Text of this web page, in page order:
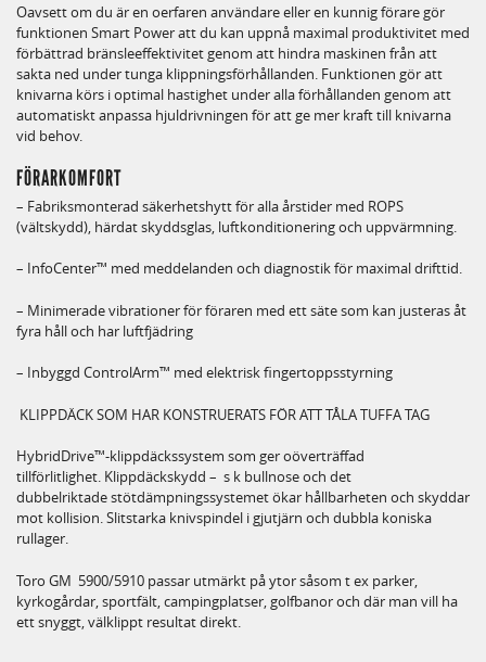
Oavsett om du är en oerfaren användare eller en kunnig förare gör
funktionen Smart Power att du kan uppnå maximal produktivitet med
förbättrad bränsleeffektivitet genom att hindra maskinen från att
sakta ned under tunga klippningsförhållanden. Funktionen gör att
knivarna körs i optimal hastighet under alla förhållanden genom att
automatiskt anpassa hjuldrivningen för att ge mer kraft till knivarna
vid behov.
FÖRARKOMFORT
– Fabriksmonterad säkerhetshytt för alla årstider med ROPS
(vältskydd), härdat skyddsglas, luftkonditionering och uppvärmning.
– InfoCenter™ med meddelanden och diagnostik för maximal drifttid.
– Minimerade vibrationer för föraren med ett säte som kan justeras åt
fyra håll och har luftfjädring
– Inbyggd ControlArm™ med elektrisk fingertoppsstyrning
KLIPPDÄCK SOM HAR KONSTRUERATS FÖR ATT TÅLA TUFFA TAG
HybridDrive™-klippdäckssystem som ger oöverträffad
tillförlitlighet. Klippdäckskydd – s k bullnose och det
dubbelriktade stötdämpningssystemet ökar hållbarheten och skyddar
mot kollision. Slitstarka knivspindel i gjutjärn och dubbla koniska
rullager.
Toro GM 5900/5910 passar utmärkt på ytor såsom t ex parker,
kyrkogårdar, sportfält, campingplatser, golfbanor och där man vill ha
ett snyggt, välklippt resultat direkt.